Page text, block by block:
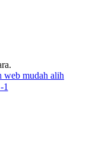
web mudah alih
1